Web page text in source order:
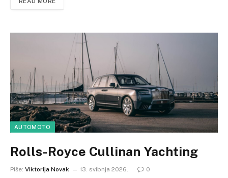
AUTOMOTO
Rolls-Royce Cullinan Yachting
Piše: Viktorija Novak 13. svibnja 2026. 0